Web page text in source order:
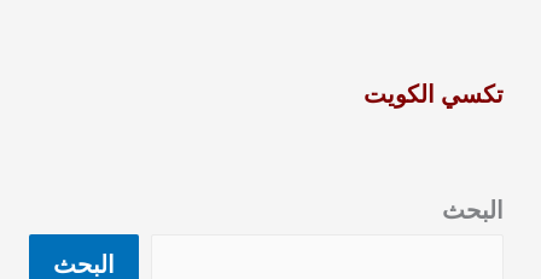
تكسي الكويت
البحث
البحث